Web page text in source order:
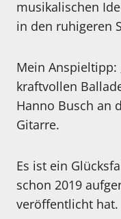
musikalischen
in den ruhigeren
Mein Anspieltipp:
kraftvollen
Hanno Busch an
Gitarre.
Es ist ein
schon 2019
veröffentlicht hat.